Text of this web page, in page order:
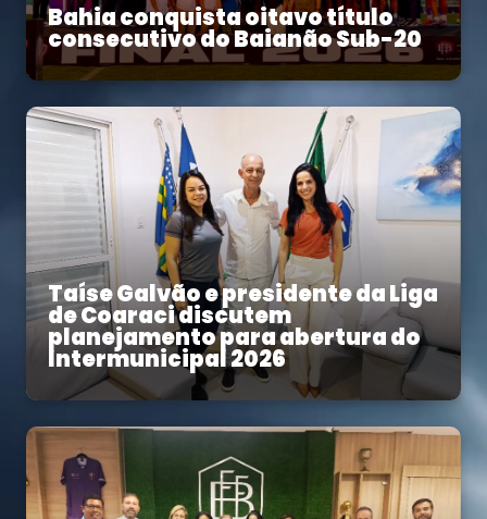
Bahia conquista oitavo título
consecutivo do Baianão Sub-20
Taíse Galvão e presidente da Liga
de Coaraci discutem
planejamento para abertura do
Intermunicipal 2026